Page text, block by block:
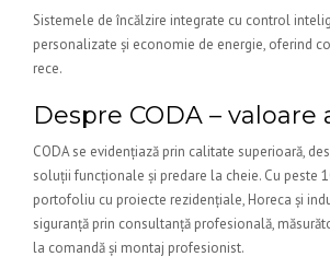
Sistemele de încălzire integrate cu control
personalizate și economie de energie, oferind
rece.
Despre CODA – valoare
CODA se evidențiază prin calitate superioară,
soluții funcționale și predare la cheie. Cu peste
portofoliu cu proiecte rezidențiale, Horeca și
siguranță prin consultanță profesională,
la comandă și montaj profesionist.